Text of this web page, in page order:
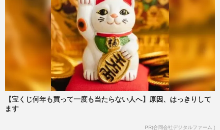
【宝くじ何年も買って一度も当たらない人へ】原因、はっきりして
ます
PR(合同会社デジタルファーム )